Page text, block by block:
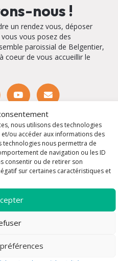
nous utilisons des technologies
ou accéder aux informations des
technologies nous permettra de
de navigation ou les ID
consentir ou de retirer son
sur certaines caractéristiques et
nous !
un rendez vous, déposer
vous posez des
paroissial de Belgentier,
coeur de vous accueillir le
Belgentier
83210 Belgentier Plan
à 18h Horaires de confession
jusqu'à midi / Avant ou
Horaires d'accueil :
et jeudis dans l'après-
jusqu'à 16h30
de Méounes-les-